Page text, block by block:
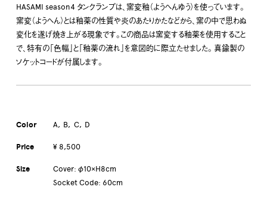
HASAMI season4 タンクランプは、窯変釉（ようへんゆう）を使っています。
窯変（ようへん）とは釉薬の性質や炎のあたりかたなどから、窯の中で思わぬ
変化を遂げ焼き上がる現象です。この商品は窯変する釉薬を使用すること
で、特有の「色幅」と「釉薬の流れ」を意図的に際立たせました。 真鍮製の
ソケットコードが付属します。
Color A B C D
Price ¥ 8,500
Size
Cover: φ10×H8cm
Socket Code: 60cm